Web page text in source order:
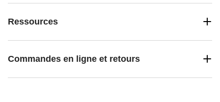
Ressources
Commandes en ligne et retours